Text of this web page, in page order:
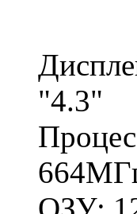
"4.3"